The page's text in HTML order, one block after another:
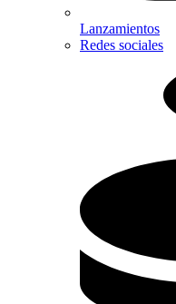
Lanzamientos
Redes sociales